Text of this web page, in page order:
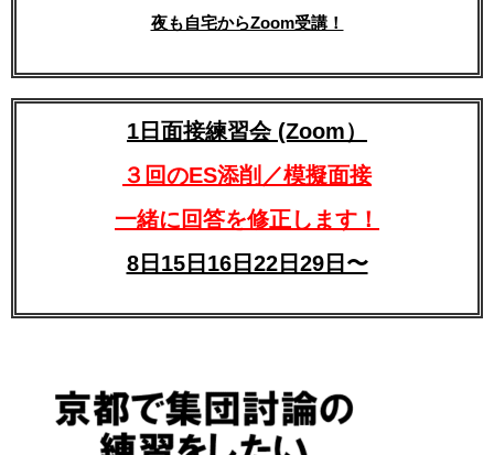
夜も自宅からZoom受講！
1日面接練習会 (Zoom）
３回のES添削／模擬面接
一緒に回答を修正します！
8日15日16日22日29日〜